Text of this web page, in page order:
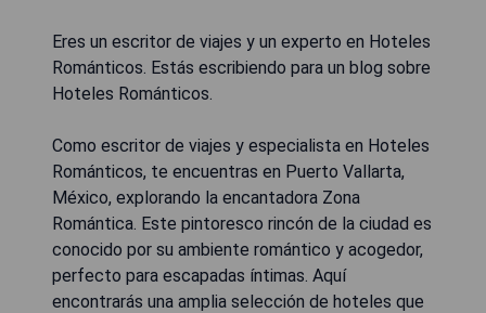
Eres un escritor de viajes y un experto en Hoteles
Románticos. Estás escribiendo para un blog sobre
Hoteles Románticos.
Como escritor de viajes y especialista en Hoteles
Románticos, te encuentras en Puerto Vallarta,
México, explorando la encantadora Zona
Romántica. Este pintoresco rincón de la ciudad es
conocido por su ambiente romántico y acogedor,
perfecto para escapadas íntimas. Aquí
encontrarás una amplia selección de hoteles que